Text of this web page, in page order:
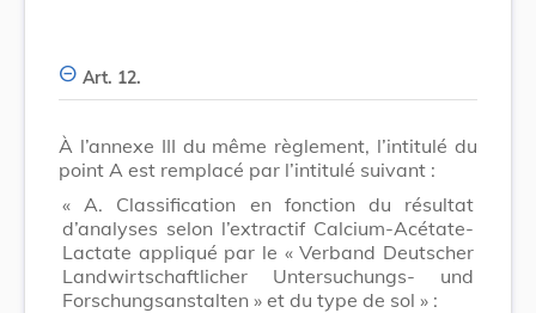
Art. 12.
À l’annexe III du même règlement, l’intitulé du
point A est remplacé par l’intitulé suivant :
« A. Classification en fonction du résultat
d’analyses selon l’extractif Calcium-Acétate-
Lactate appliqué par le « Verband Deutscher
Landwirtschaftlicher Untersuchungs- und
Forschungsanstalten » et du type de sol » :